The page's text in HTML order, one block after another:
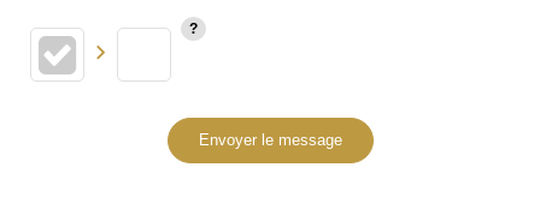
Envoyer le message